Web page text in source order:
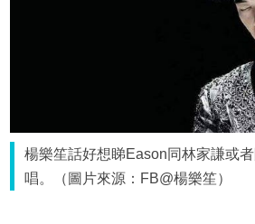
楊樂笙話好想睇Eason同林家謙或
唱。（圖片來源：FB@楊樂笙）